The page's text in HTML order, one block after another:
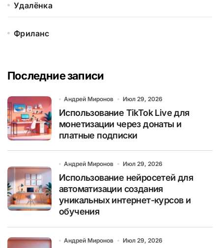
Удалёнка
Фриланс
Последние записи
Андрей Миронов Июл 29, 2026
Использование TikTok Live для
монетизации через донаты и
платные подписки
Андрей Миронов Июл 29, 2026
Использование нейросетей для
автоматизации создания
уникальных интернет-курсов и
обучения
Андрей Миронов Июл 29, 2026